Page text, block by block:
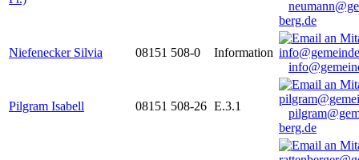
berg.de
Niefenecker Silvia 08151 508-0
Information
Pilgram Isabell 08151 508-26 E.3.1
berg.de